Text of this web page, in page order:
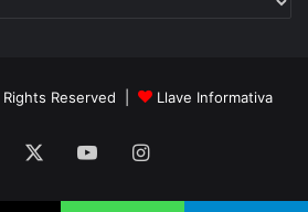
Reserved | Llave Informativa
YouTubeInstagram